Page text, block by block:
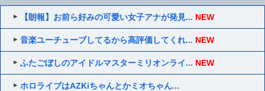
【朗報】お前ら好みの可愛い女子アナが発見... NEW
音楽ユーチューブしてるから高評価してくれ... NEW
ふたごぼしのアイドルマスターミリオンライ... NEW
ホロライブはAZKiちゃんとかミオちゃん...